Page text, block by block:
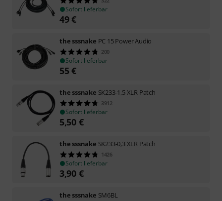
Sofort lieferbar
49€
the sssnake PC 15 Power Audio
200
Sofort lieferbar
55€
the sssnake SK233-1,5 XLR Patch
3912
Sofort lieferbar
5,50 €
the sssnake SK233-0,3 XLR Patch
1426
Sofort lieferbar
3,90 €
the sssnake SM6BL